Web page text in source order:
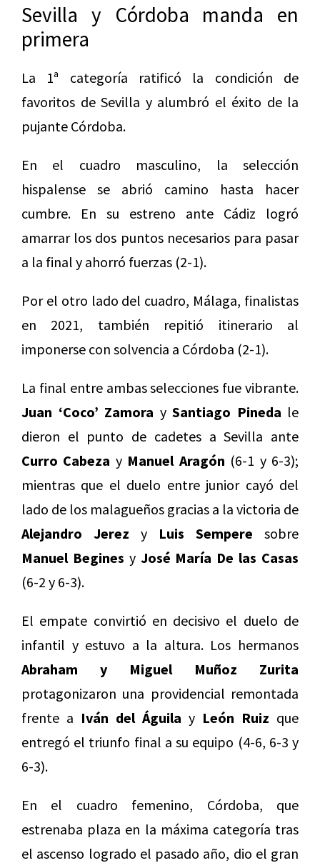
Sevilla y Córdoba manda en
primera
La 1ª categoría ratificó la condición de
favoritos de Sevilla y alumbró el éxito de la
pujante Córdoba.
En el cuadro masculino, la selección
hispalense se abrió camino hasta hacer
cumbre. En su estreno ante Cádiz logró
amarrar los dos puntos necesarios para pasar
a la final y ahorró fuerzas (2-1).
Por el otro lado del cuadro, Málaga, finalistas
en 2021, también repitió itinerario al
imponerse con solvencia a Córdoba (2-1).
La final entre ambas selecciones fue vibrante.
Juan ‘Coco’ Zamora y Santiago Pineda le
dieron el punto de cadetes a Sevilla ante
Curro Cabeza y Manuel Aragón (6-1 y 6-3);
mientras que el duelo entre junior cayó del
lado de los malagueños gracias a la victoria de
Alejandro Jerez y Luis Sempere sobre
Manuel Begines y José María De las Casas
(6-2 y 6-3).
El empate convirtió en decisivo el duelo de
infantil y estuvo a la altura. Los hermanos
Abraham y Miguel Muñoz Zurita
protagonizaron una providencial remontada
frente a Iván del Águila y León Ruiz que
entregó el triunfo final a su equipo (4-6, 6-3 y
6-3).
En el cuadro femenino, Córdoba, que
estrenaba plaza en la máxima categoría tras
el ascenso logrado el pasado año, dio el gran